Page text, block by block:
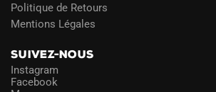
Politique de Retours
Mentions Légales
SUIVEZ-NOUS
Instagram
Facebook